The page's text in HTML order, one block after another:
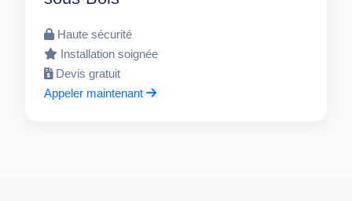
Haute sécurité
Installation soignée
Devis gratuit
Appeler maintenant